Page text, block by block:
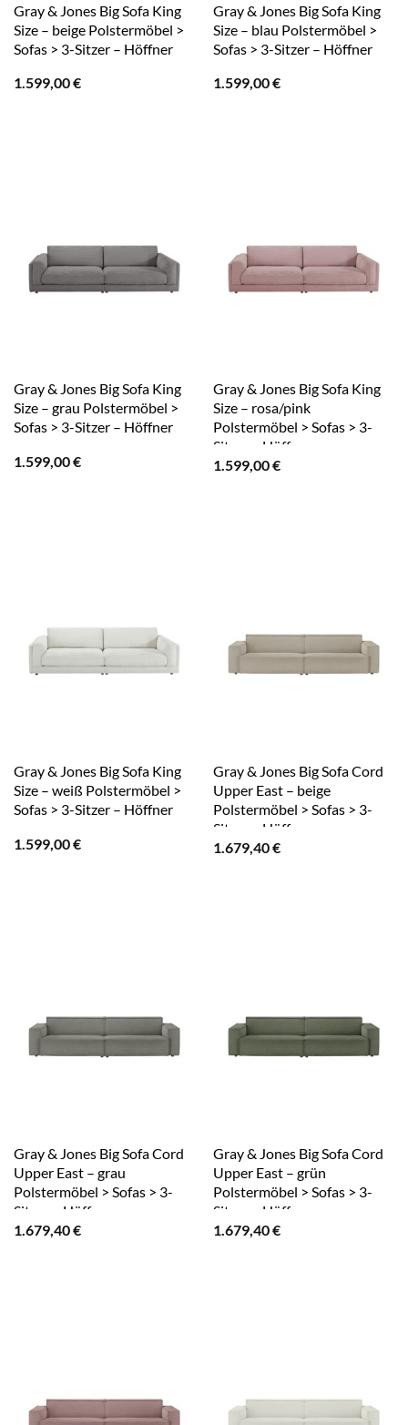
Gray & Jones Big Sofa King
Size – beige Polstermöbel >
Sofas > 3-Sitzer – Höffner
1.599,00€
Gray & Jones Big Sofa King
Size – blau Polstermöbel >
Sofas > 3-Sitzer – Höffner
1.599,00€
Gray & Jones Big Sofa King
Size – grau Polstermöbel >
Sofas > 3-Sitzer – Höffner
1.599,00€
Gray & Jones Big Sofa King
Size – rosa/pink
Polstermöbel > Sofas > 3-
Sitzer – Höffner
1.599,00€
Gray & Jones Big Sofa King
Size – weiß Polstermöbel >
Sofas > 3-Sitzer – Höffner
1.599,00€
Gray & Jones Big Sofa Cord
Upper East – beige
Polstermöbel > Sofas > 3-
Sitzer – Höffner
1.679,40€
Gray & Jones Big Sofa Cord
Upper East – grau
Polstermöbel > Sofas > 3-
Sitzer – Höffner
1.679,40€
Gray & Jones Big Sofa Cord
Upper East – grün
Polstermöbel > Sofas > 3-
Sitzer – Höffner
1.679,40€